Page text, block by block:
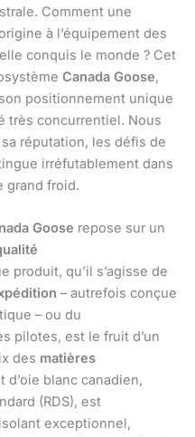
Comment une
à l’équipement des
conquis le monde ? Cet
Canada Goose,
positionnement unique
très concurrentiel. Nous
réputation, les défis de
irréfutablement dans
grand froid.
Goose repose sur un
produit, qu’il s’agisse de
– autrefois conçue
– ou du
pilotes, est le fruit d’un
des matières
d’oie blanc canadien,
(RDS), est
exceptionnel,